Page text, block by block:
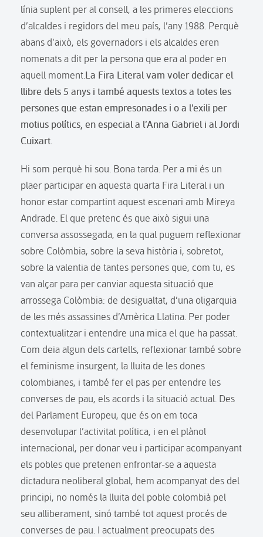
línia suplent per al consell, a les primeres eleccions
d’alcaldes i regidors del meu país, l’any 1988. Perquè
abans d’això, els governadors i els alcaldes eren
nomenats a dit per la persona que era al poder en
aquell moment.La Fira Literal vam voler dedicar el
llibre dels 5 anys i també aquests textos a totes les
persones que estan empresonades i o a l’exili per
motius polítics, en especial a l’Anna Gabriel i al Jordi
Cuixart.
Hi som perquè hi sou. Bona tarda. Per a mi és un
plaer participar en aquesta quarta Fira Literal i un
honor estar compartint aquest escenari amb Mireya
Andrade. El que pretenc és que això sigui una
conversa assossegada, en la qual puguem reflexionar
sobre Colòmbia, sobre la seva història i, sobretot,
sobre la valentia de tantes persones que, com tu, es
van alçar para per canviar aquesta situació que
arrossega Colòmbia: de desigualtat, d’una oligarquia
de les més assassines d’Amèrica Llatina. Per poder
contextualitzar i entendre una mica el que ha passat.
Com deia algun dels cartells, reflexionar també sobre
el feminisme insurgent, la lluita de les dones
colombianes, i també fer el pas per entendre les
converses de pau, els acords i la situació actual. Des
del Parlament Europeu, que és on em toca
desenvolupar l’activitat política, i en el plànol
internacional, per donar veu i participar acompanyant
els pobles que pretenen enfrontar-se a aquesta
dictadura neoliberal global, hem acompanyat des del
principi, no només la lluita del poble colombià pel
seu alliberament, sinó també tot aquest procés de
converses de pau. I actualment preocupats des